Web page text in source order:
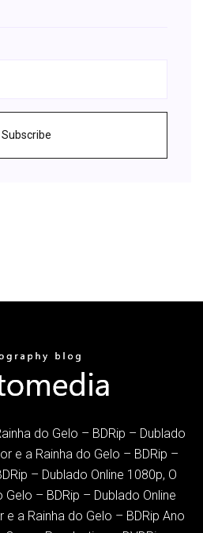
Subscribe
do Gelo – BDRip – Dublado
e a Rainha do Gelo – BDRip –
– Dublado Online 1080p, O
– BDRip – Dublado Online
e a Rainha do Gelo – BDRip Ano